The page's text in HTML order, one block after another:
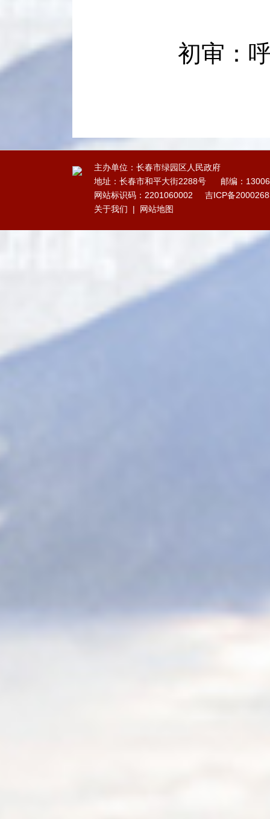
初审：
主办单位：长春市绿园区人民政府
地址：长春市和平大街2288号
邮编：
网站标识码：2201060002
吉ICP备
关于我们 | 网站地图